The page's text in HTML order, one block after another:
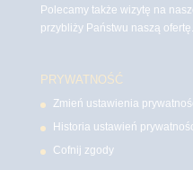
Polecamy także wizytę na
przybliży Państwu naszą ofertę.
PRYWATNOŚĆ
Zmień ustawienia
Historia ustawień
Cofnij zgody